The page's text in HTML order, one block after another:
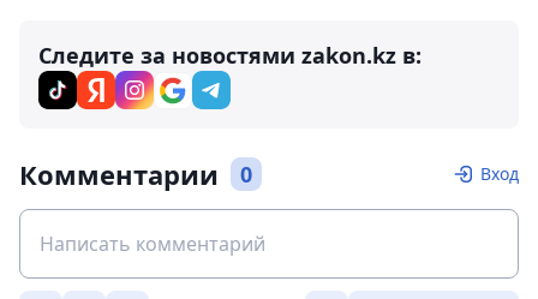
Следите за новостями zakon.kz в:
Комментарии 0 Вход